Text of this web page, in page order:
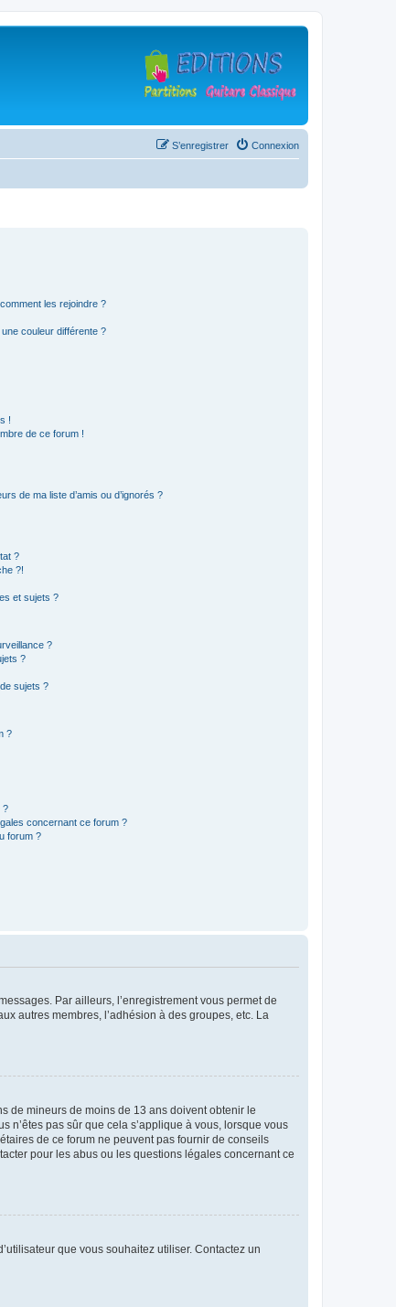
Connexion
S’enregistrer
les rejoindre ?
couleur différente ?
!
de ce forum !
de ma liste d’amis ou d’ignorés ?
?
?!
et sujets ?
?
?
sujets ?
?
?
concernant ce forum ?
forum ?
Par ailleurs, l’enregistrement vous permet de
autres membres, l’adhésion à des groupes, etc. La
de mineurs de moins de 13 ans doivent obtenir le
n’êtes pas sûr que cela s’applique à vous, lorsque vous
de ce forum ne peuvent pas fournir de conseils
pour les abus ou les questions légales concernant ce
que vous souhaitez utiliser. Contactez un